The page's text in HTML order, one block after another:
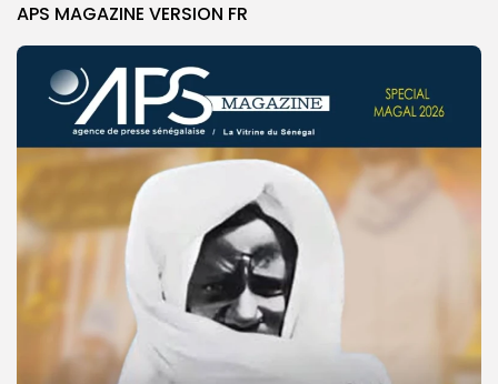
APS MAGAZINE VERSION FR